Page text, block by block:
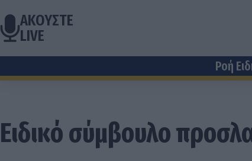
ΑΚΟΥΣΤΕ
LIVE
Ροή
Ειδικό σύμβουλο